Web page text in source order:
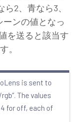
2、青なら3、
ーンの値となっ
を送ると該当す
。
is sent to
The values
4 for off, each of